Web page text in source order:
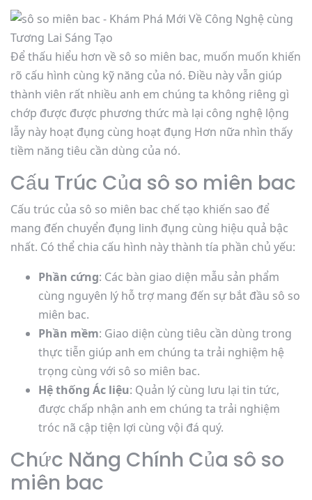
Để thấu hiểu hơn về sô so miên bac, muốn muốn khiến
rõ cấu hình cùng kỹ năng của nó. Điều này vẫn giúp
thành viên rất nhiều anh em chúng ta không riêng gì
chớp được được phương thức mà lại công nghệ lộng
lẫy này hoạt đụng cùng hoạt đụng Hơn nữa nhìn thấy
tiềm năng tiêu cần dùng của nó.
Cấu Trúc Của sô so miên bac
Cấu trúc của sô so miên bac chế tạo khiến sao để
mang đến chuyển đụng linh đụng cùng hiệu quả bậc
nhất. Có thể chia cấu hình này thành tía phần chủ yếu:
Phần cứng: Các bàn giao diện mẫu sản phẩm
cùng nguyên lý hỗ trợ mang đến sự bắt đầu sô so
miên bac.
Phần mềm: Giao diện cùng tiêu cần dùng trong
thực tiễn giúp anh em chúng ta trải nghiệm hệ
trọng cùng với sô so miên bac.
Hệ thống Ác liệu: Quản lý cùng lưu lại tin tức,
được chấp nhận anh em chúng ta trải nghiệm
tróc nã cập tiện lợi cùng vội đá quý.
Chức Năng Chính Của sô so
miên bac